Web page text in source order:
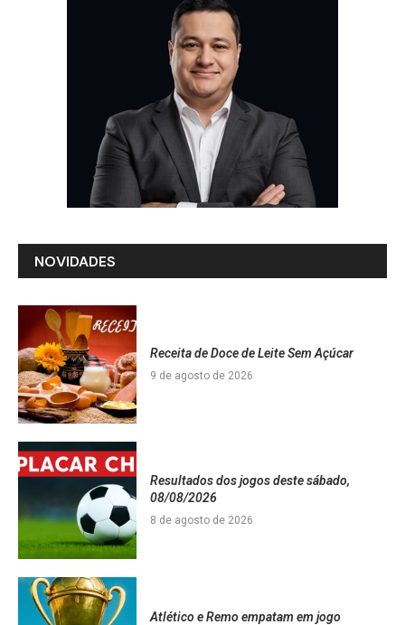
NOVIDADES
Receita de Doce de Leite Sem Açúcar
9 de agosto de 2026
Resultados dos jogos deste sábado,
08/08/2026
8 de agosto de 2026
Atlético e Remo empatam em jogo